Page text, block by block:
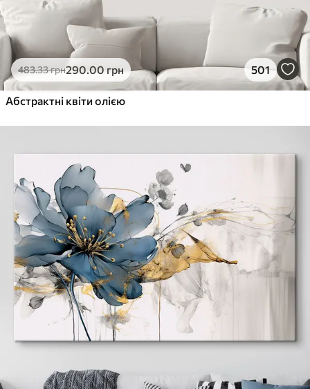
483.33грн290.00грн 501
Абстрактні квіти олією